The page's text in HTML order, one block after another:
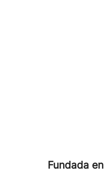
Fundada en